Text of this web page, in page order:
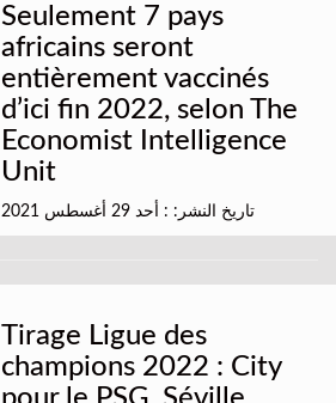
Seulement 7 pays
africains seront
entièrement vaccinés
d’ici fin 2022, selon The
Economist Intelligence
Unit
تاريخ النشر: : أحد 29 أغسطس 2021
Tirage Ligue des
champions 2022 : City